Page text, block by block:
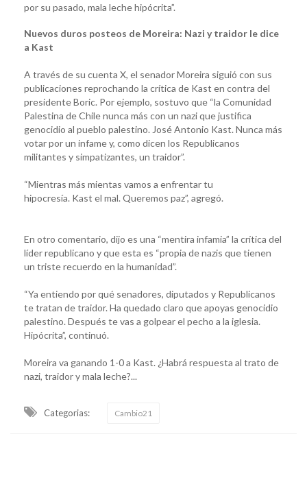
por su pasado, mala leche hipócrita”.
Nuevos duros posteos de Moreira: Nazi y traidor le dice
a Kast
A través de su cuenta X, el senador Moreira siguió con sus
publicaciones reprochando la crítica de Kast en contra del
presidente Boric. Por ejemplo, sostuvo que “la Comunidad
Palestina de Chile nunca más con un nazi que justifica
genocidio al pueblo palestino. José Antonio Kast. Nunca más
votar por un infame y, como dicen los Republicanos
militantes y simpatizantes, un traidor”.
“Mientras más mientas vamos a enfrentar tu
hipocresía. Kast el mal. Queremos paz”, agregó.
En otro comentario, dijo es una “mentira infamia” la crítica del
líder republicano y que esta es “propia de nazis que tienen
un triste recuerdo en la humanidad”.
“Ya entiendo por qué senadores, diputados y Republicanos
te tratan de traidor. Ha quedado claro que apoyas genocidio
palestino. Después te vas a golpear el pecho a la iglesia.
Hipócrita”, continuó.
Moreira va ganando 1-0 a Kast. ¿Habrá respuesta al trato de
nazi, traidor y mala leche?...
Categorias: Cambio21